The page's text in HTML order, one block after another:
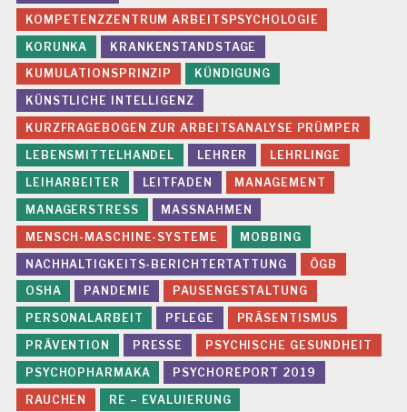
KOMPETENZZENTRUM ARBEITSPSYCHOLOGIE
KORUNKA
KRANKENSTANDSTAGE
KUMULATIONSPRINZIP
KÜNDIGUNG
KÜNSTLICHE INTELLIGENZ
KURZFRAGEBOGEN ZUR ARBEITSANALYSE PRÜMPER
LEBENSMITTELHANDEL
LEHRER
LEHRLINGE
LEIHARBEITER
LEITFADEN
MANAGEMENT
MANAGERSTRESS
MASSNAHMEN
MENSCH-MASCHINE-SYSTEME
MOBBING
NACHHALTIGKEITS-BERICHTERTATTUNG
ÖGB
OSHA
PANDEMIE
PAUSENGESTALTUNG
PERSONALARBEIT
PFLEGE
PRÄSENTISMUS
PRÄVENTION
PRESSE
PSYCHISCHE GESUNDHEIT
PSYCHOPHARMAKA
PSYCHOREPORT 2019
RAUCHEN
RE – EVALUIERUNG